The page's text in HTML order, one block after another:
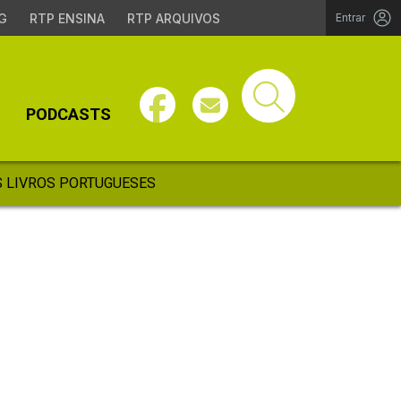
RTP ENSINA RTP ARQUIVOS Entrar
PODCASTS
LIVROS PORTUGUESES